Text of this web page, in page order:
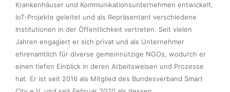
Krankenhäuser und Kommunikationsunternehmen entwickelt,
IoT-Projekte geleitet und als Repräsentant verschiedene
Institutionen in der Öffentlichkeit vertreten. Seit vielen
Jahren engagiert er sich privat und als Unternehmer
ehrenamtlich für diverse gemeinnützige NGOs, wodurch er
einen tiefen Einblick in deren Arbeitsweisen und Prozesse
hat. Er ist seit 2016 als Mitglied des Bundesverband Smart